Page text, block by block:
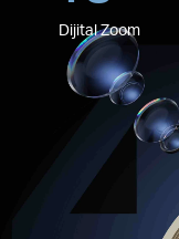
Dijital Zoom